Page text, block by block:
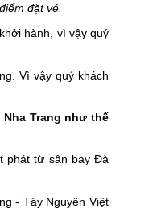
đặt vé.
hành, vì vậy quý
Vì vậy quý khách
Trang như thế
phát từ sân bay Đà
- Tây Nguyên Việt